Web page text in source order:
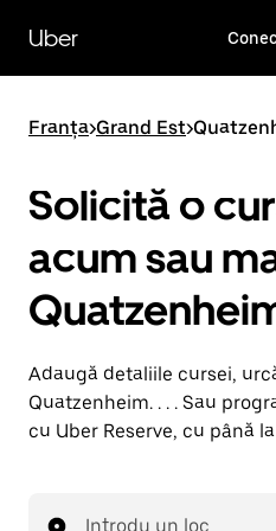
direct
conținutul
principal
Uber
Franța>Grand Est>
Solicită o
acum sau
Adaugă detaliile cursei,
Quatzenheim. . . . Sau
cu Uber Reserve, cu până
Introdu un loc